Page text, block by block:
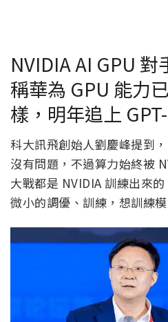
NVIDIA AI GPU
稱華為 GPU 能力
樣，明年追上
科大訊飛創始人劉慶峰提到
沒有問題，不過算力始終被
大戰都是 NVIDIA 訓練出來
微小的調優、訓練，想訓練